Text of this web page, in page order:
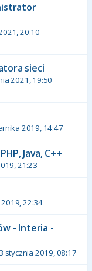
20:10
sieci
2021, 19:50
2019, 14:47
Java, C++
21:23
22:34
- Interia -
stycznia 2019, 08:17